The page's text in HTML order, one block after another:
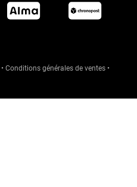
• Conditions générales de ventes •